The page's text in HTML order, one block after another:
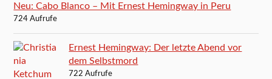
Neu: Cabo Blanco – Mit Ernest Hemingway in Peru
724 Aufrufe
Ernest Hemingway: Der letzte Abend vor
dem Selbstmord
722 Aufrufe